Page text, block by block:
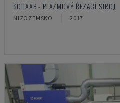
SOITAAB - PLAZMOVÝ ŘEZACÍ STROJ
NIZOZEMSKO 2017